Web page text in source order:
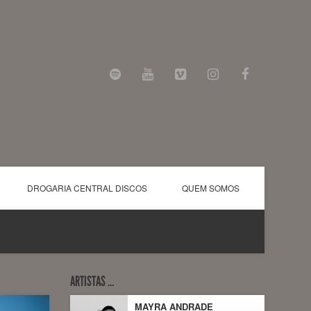
DROGARIA CENTRAL DISCOS QUEM SOMOS
ARTISTAS …
MAYRA ANDRADE